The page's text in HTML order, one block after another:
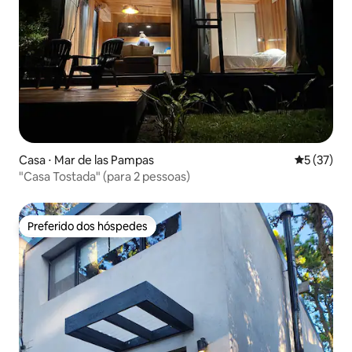
Casa ⋅ Mar de las Pampas 5 de uma
5 (37)
"Casa Tostada" (para 2 pessoas)
Preferido dos hóspedes
Preferido dos hóspedes